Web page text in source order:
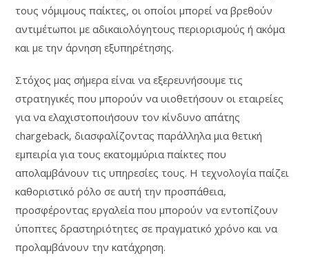
τους νόμιμους παίκτες, οι οποίοι μπορεί να βρεθούν
αντιμέτωποι με αδικαιολόγητους περιορισμούς ή ακόμα
και με την άρνηση εξυπηρέτησης.
Στόχος μας σήμερα είναι να εξερευνήσουμε τις
στρατηγικές που μπορούν να υιοθετήσουν οι εταιρείες
για να ελαχιστοποιήσουν τον κίνδυνο απάτης
chargeback, διασφαλίζοντας παράλληλα μια θετική
εμπειρία για τους εκατομμύρια παίκτες που
απολαμβάνουν τις υπηρεσίες τους. Η τεχνολογία παίζει
καθοριστικό ρόλο σε αυτή την προσπάθεια,
προσφέροντας εργαλεία που μπορούν να εντοπίζουν
ύποπτες δραστηριότητες σε πραγματικό χρόνο και να
προλαμβάνουν την κατάχρηση.